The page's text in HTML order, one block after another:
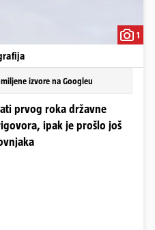
1
izvore na Googleu
prvog roka državne
ipak je prošlo još